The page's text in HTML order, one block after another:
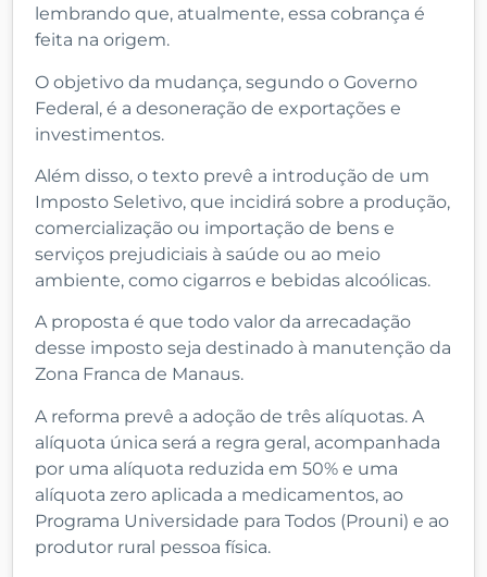
lembrando que, atualmente, essa cobrança é
feita na origem.
O objetivo da mudança, segundo o Governo
Federal, é a desoneração de exportações e
investimentos.
Além disso, o texto prevê a introdução de um
Imposto Seletivo, que incidirá sobre a produção,
comercialização ou importação de bens e
serviços prejudiciais à saúde ou ao meio
ambiente, como cigarros e bebidas alcoólicas.
A proposta é que todo valor da arrecadação
desse imposto seja destinado à manutenção da
Zona Franca de Manaus.
A reforma prevê a adoção de três alíquotas. A
alíquota única será a regra geral, acompanhada
por uma alíquota reduzida em 50% e uma
alíquota zero aplicada a medicamentos, ao
Programa Universidade para Todos (Prouni) e ao
produtor rural pessoa física.